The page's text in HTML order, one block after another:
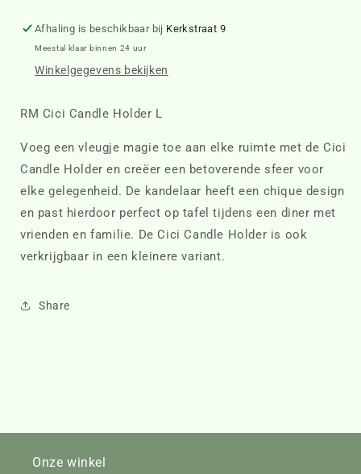
Holder
L
Holder
L
Afhaling is beschikbaar bij Kerkstraat 9
Meestal klaar binnen 24 uur
Winkelgegevens bekijken
RM Cici Candle Holder L
Voeg een vleugje magie toe aan elke ruimte met de Cici
Candle Holder en creëer een betoverende sfeer voor
elke gelegenheid. De kandelaar heeft een chique design
en past hierdoor perfect op tafel tijdens een diner met
vrienden en familie. De Cici Candle Holder is ook
verkrijgbaar in een kleinere variant.
Share
Onze winkel